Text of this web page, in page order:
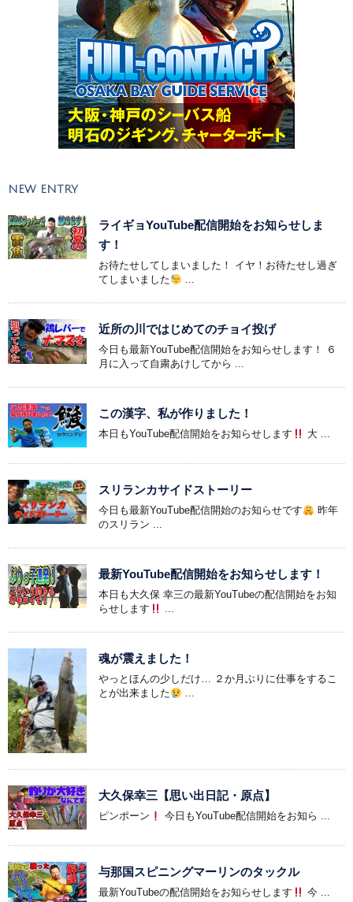
NEW ENTRY
ライギョYouTube配信開始をお知らせしま
す！
お待たせしてしまいました！ イヤ！お待たせし過ぎ
てしまいました
...
近所の川ではじめてのチョイ投げ
今日も最新YouTube配信開始をお知らせします！ ６
月に入って自粛あけしてから ...
この漢字、私が作りました！
本日もYouTube配信開始をお知らせします 大 ...
スリランカサイドストーリー
今日も最新YouTube配信開始のお知らせです
昨年
のスリラン ...
最新YouTube配信開始をお知らせします！
本日も大久保 幸三の最新YouTubeの配信開始をお知
らせします
...
魂が震えました！
やっとほんの少しだけ… ２か月ぶりに仕事をするこ
とが出来ました
...
大久保幸三【思い出日記・原点】
ピンポーン 今日もYouTube配信開始をお知ら ...
与那国スピニングマーリンのタックル
最新YouTubeの配信開始をお知らせします 今 ...